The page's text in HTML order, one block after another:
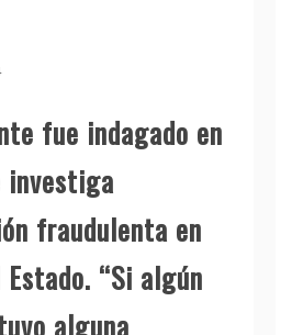
fue indagado en
investiga
fraudulenta en
“Si algún
alguna